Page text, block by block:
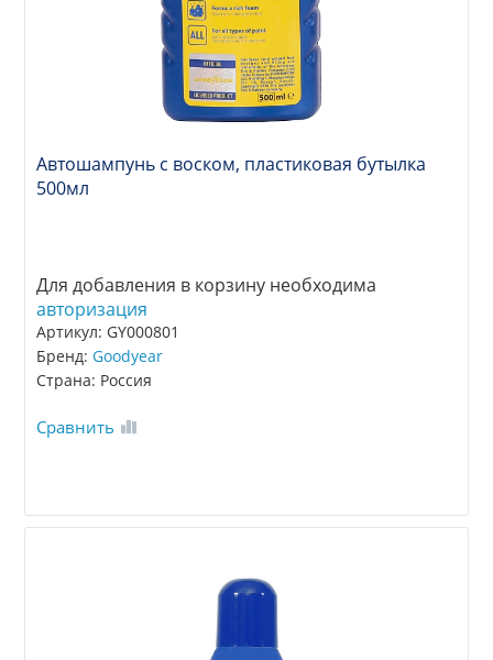
Автошампунь с воском, пластиковая бутылка
500мл
Для добавления в корзину необходима
авторизация
Артикул: GY000801
Бренд:Goodyear
Страна: Россия
Сравнить